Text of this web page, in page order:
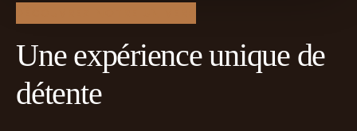
Une expérience unique de
détente